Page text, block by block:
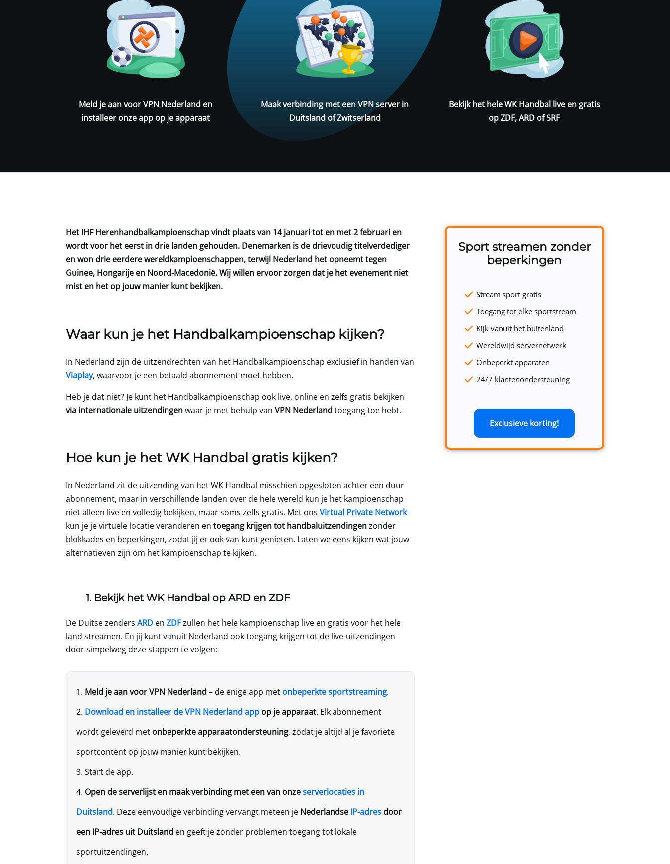
Meld je aan voorVPN Nederland en
installeer onze app op je apparaat
Maak verbinding met een VPN server in
Duitsland of Zwitserland
Bekijk het hele WK Handbal live en gratis
op ZDF, ARD of SRF
Het IHF Herenhandbalkampioenschap vindt plaats van 14 januari tot en met 2 februari en
wordt voor het eerst in drie landen gehouden. Denemarken is de drievoudig titelverdediger
en won drie eerdere wereldkampioenschappen, terwijl Nederland het opneemt tegen
Guinee, Hongarije en Noord-Macedonië. Wij willen ervoor zorgen dat je het evenement niet
mist en het op jouw manier kunt bekijken.
Waar kun je het Handbalkampioenschap kijken?
In Nederland zijn de uitzendrechten van het Handbalkampioenschap exclusief in handen van
Viaplay, waarvoor je een betaald abonnement moet hebben.
Heb je dat niet? Je kunt het Handbalkampioenschap ook live, online en zelfs gratis bekijken
via internationale uitzendingenwaar je met behulp van VPN Nederland toegang toe hebt.
Hoe kun je het WK Handbal gratis kijken?
In Nederland zit de uitzending van het WK Handbal misschien opgesloten achter een duur
abonnement, maar in verschillende landen over de hele wereld kun je het kampioenschap
niet alleen live en volledig bekijken, maar soms zelfs gratis. Met ons Virtual Private Network
kun je je virtuele locatie veranderen en toegang krijgen tot handbaluitzendingenzonder
blokkades en beperkingen, zodat jij er ook van kunt genieten. Laten we eens kijken wat jouw
alternatieven zijn om het kampioenschap te kijken.
1. Bekijk het WK Handbal op ARD en ZDF
De Duitse zenders ARD en ZDFzullen het hele kampioenschap live en gratis voor het hele
land streamen. En jij kunt vanuit Nederland ook toegang krijgen tot de live-uitzendingen
door simpelweg deze stappen te volgen:
Meld je aan voorVPN Nederland – de enige app met onbeperkte sportstreaming.
Download en installeer deVPN Nederland app op je apparaat. Elk abonnement
wordt geleverd met onbeperkte apparaatondersteuning, zodat je altijd al je favoriete
sportcontent op jouw manier kunt bekijken.
Start de app.
Open de serverlijst en maak verbinding met een van onzeserverlocaties in
Duitsland. Deze eenvoudige verbinding vervangt meteen je Nederlandse IP-adres door
een IP-adres uit Duitsland en geeft je zonder problemen toegang tot lokale
sportuitzendingen.
Sport streamen zonder
beperkingen
Stream sport gratis
Toegang tot elke sportstream
Kijk vanuit het buitenland
Wereldwijd servernetwerk
Onbeperkt apparaten
24/7 klantenondersteuning
Exclusieve korting!